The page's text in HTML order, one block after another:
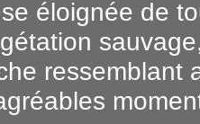
éloignée de
ressemblant